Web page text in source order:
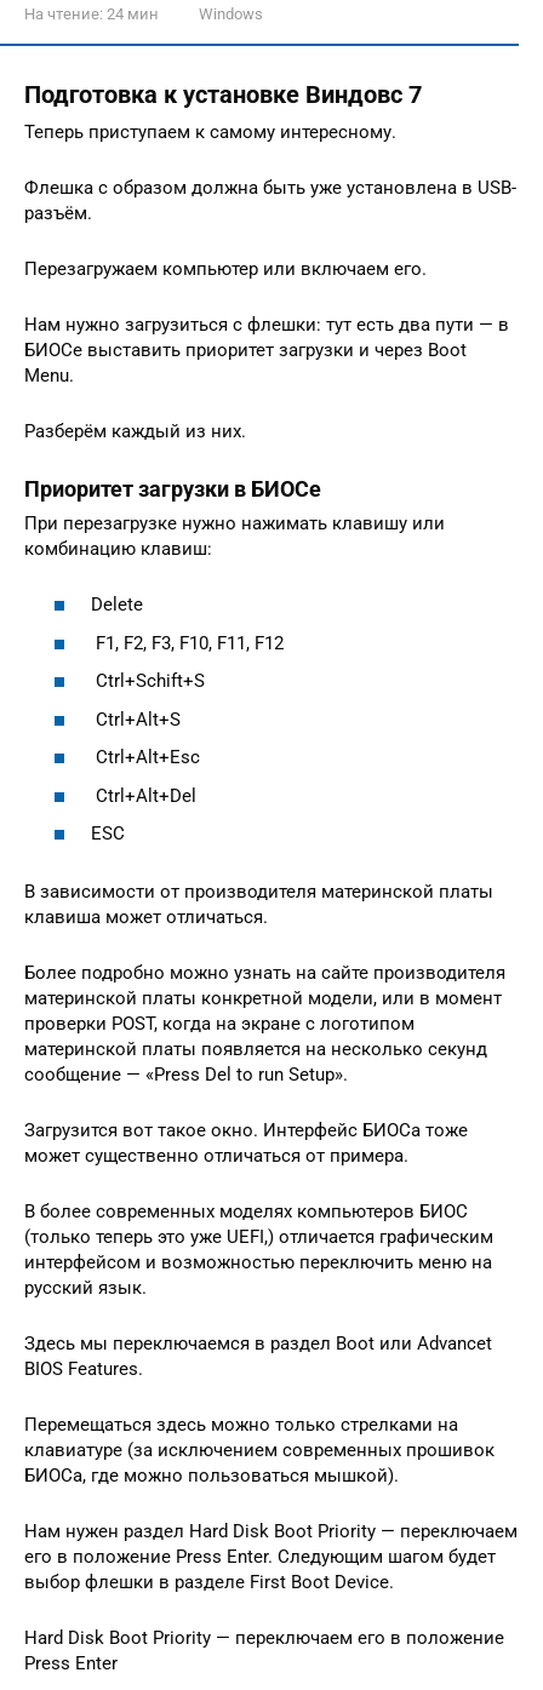
На чтение: 24 мин Windows
Подготовка к установке Виндовс 7
Теперь приступаем к самому интересному.
Флешка с образом должна быть уже установлена в USB-
разъём.
Перезагружаем компьютер или включаем его.
Нам нужно загрузиться с флешки: тут есть два пути — в
БИОСе выставить приоритет загрузки и через Boot
Menu.
Разберём каждый из них.
Приоритет загрузки в БИОСе
При перезагрузке нужно нажимать клавишу или
комбинацию клавиш:
Delete
F1, F2, F3, F10, F11, F12
Ctrl+Schift+S
Ctrl+Alt+S
Ctrl+Alt+Esc
Ctrl+Alt+Del
ESC
В зависимости от производителя материнской платы
клавиша может отличаться.
Более подробно можно узнать на сайте производителя
материнской платы конкретной модели, или в момент
проверки POST, когда на экране с логотипом
материнской платы появляется на несколько секунд
сообщение — «Press Del to run Setup».
Загрузится вот такое окно. Интерфейс БИОСа тоже
может существенно отличаться от примера.
В более современных моделях компьютеров БИОС
(только теперь это уже UEFI,) отличается графическим
интерфейсом и возможностью переключить меню на
русский язык.
Здесь мы переключаемся в раздел Boot или Advancet
BIOS Features.
Перемещаться здесь можно только стрелками на
клавиатуре (за исключением современных прошивок
БИОСа, где можно пользоваться мышкой).
Нам нужен раздел Hard Disk Boot Priority — переключаем
его в положение Press Enter. Следующим шагом будет
выбор флешки в разделе First Boot Device.
Hard Disk Boot Priority — переключаем его в положение
Press Enter